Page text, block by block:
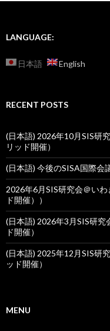
LANGUAGE:
日本語 English
RECENT POSTS
(日本語) 2026年10月SIS研
リッド開催）
(日本語) 今後のSISA国際会
2026年6月SIS研究会＠い
ド開催））
(日本語) 2026年3月SIS研
ド開催）
(日本語) 2025年12月SIS研
ッド開催）
MENU